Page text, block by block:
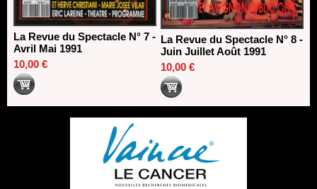
La Revue du Spectacle N° 7 -
Avril Mai 1991
10,00 €
La Revue du Spectacle N° 8 -
Juin Juillet Août 1991
10,00 €